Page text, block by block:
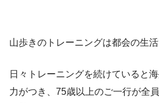
山歩きのトレーニングは都会の生活
日々トレーニングを続けていると
力がつき、75歳以上のご一行が全